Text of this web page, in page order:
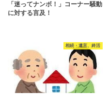
「迷ってナンボ！」コーナー騒動
に対する言及！
相続・遺言、終活